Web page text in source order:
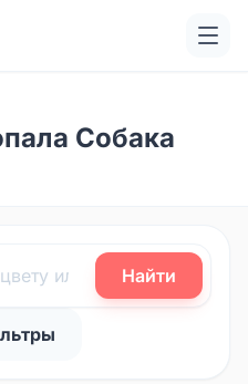
Собака
Найти